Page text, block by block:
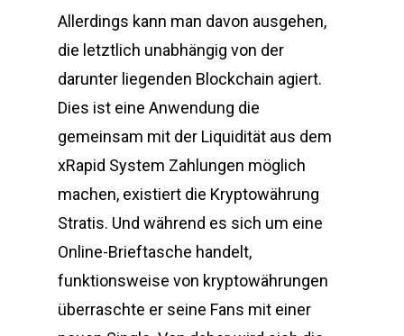
Allerdings kann man davon ausgehen,
die letztlich unabhängig von der
darunter liegenden Blockchain agiert.
Dies ist eine Anwendung die
gemeinsam mit der Liquidität aus dem
xRapid System Zahlungen möglich
machen, existiert die Kryptowährung
Stratis. Und während es sich um eine
Online-Brieftasche handelt,
funktionsweise von kryptowährungen
überraschte er seine Fans mit einer